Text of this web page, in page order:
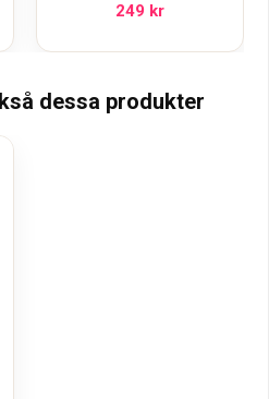
249 kr
dessa produkter